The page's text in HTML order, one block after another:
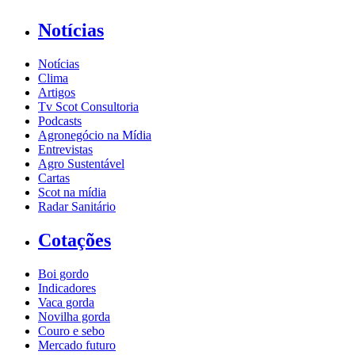
Notícias
Notícias
Clima
Artigos
Tv Scot Consultoria
Podcasts
Agronegócio na Mídia
Entrevistas
Agro Sustentável
Cartas
Scot na mídia
Radar Sanitário
Cotações
Boi gordo
Indicadores
Vaca gorda
Novilha gorda
Couro e sebo
Mercado futuro